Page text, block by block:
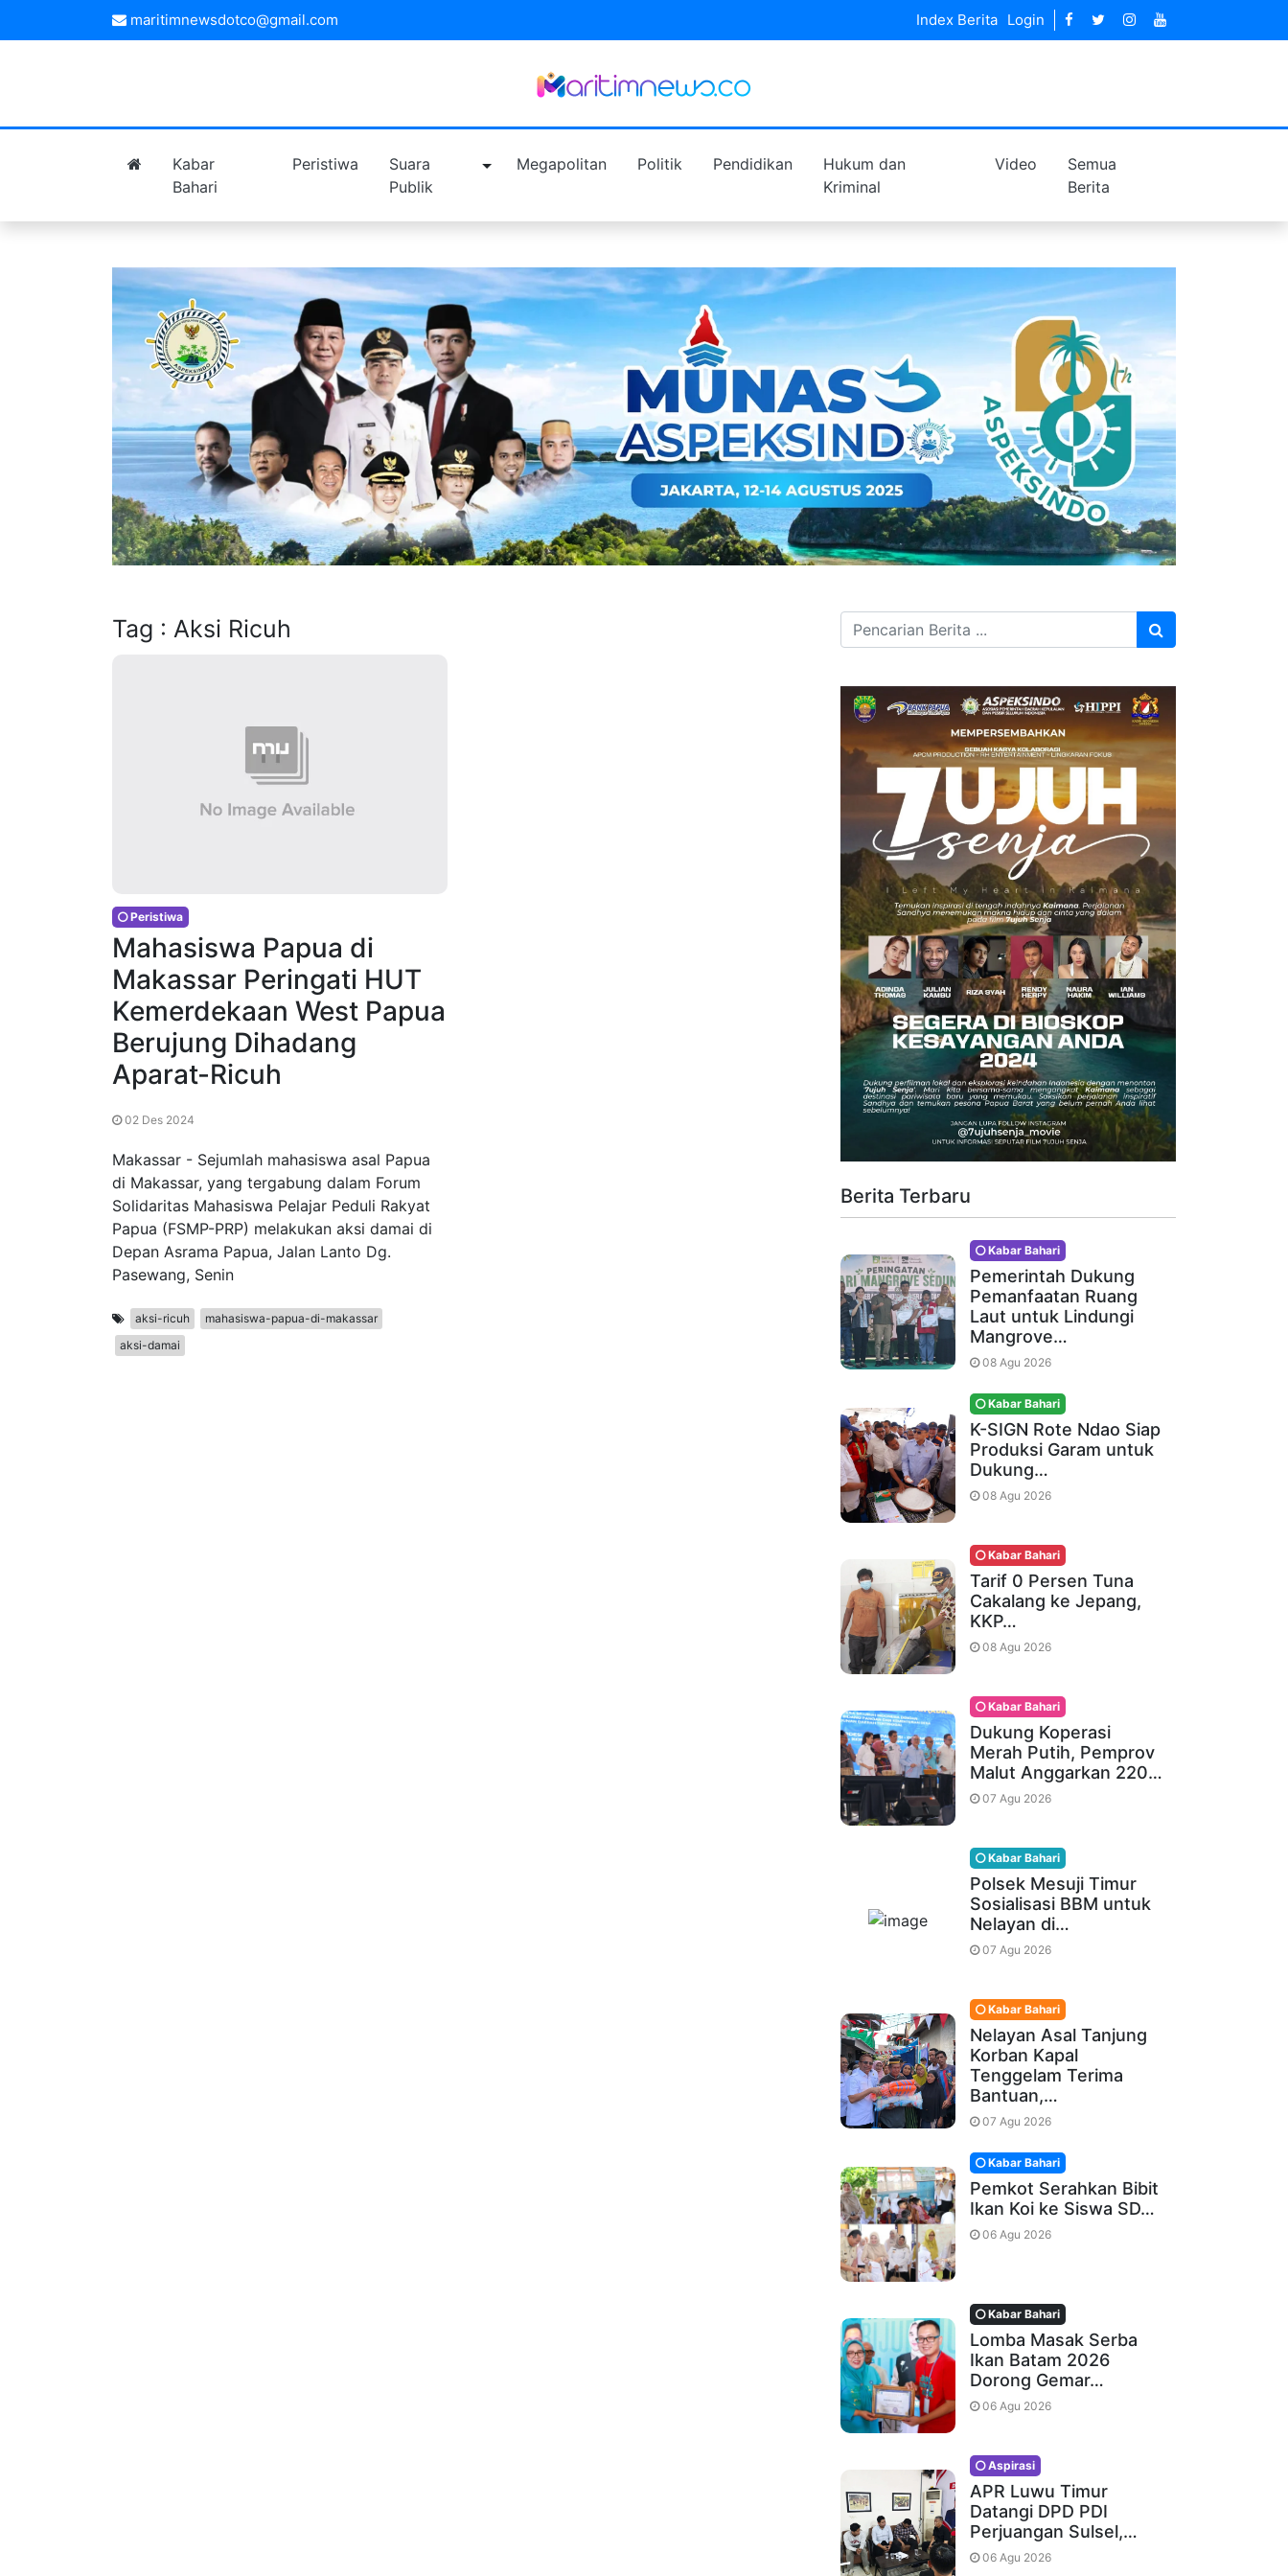
maritimnewsdotco@gmail.com Index Berita Login
Kabar
Bahari
Peristiwa
Suara
Publik
Megapolitan Politik Pendidikan
Hukum dan
Kriminal
Video
Semua
Berita
Tag : Aksi Ricuh
Peristiwa
Mahasiswa Papua di
Makassar Peringati HUT
Kemerdekaan West Papua
Berujung Dihadang
Aparat-Ricuh
02 Des 2024
Makassar - Sejumlah mahasiswa asal Papua
di Makassar, yang tergabung dalam Forum
Solidaritas Mahasiswa Pelajar Peduli Rakyat
Papua (FSMP-PRP) melakukan aksi damai di
Depan Asrama Papua, Jalan Lanto Dg.
Pasewang, Senin
aksi-ricuh
mahasiswa-papua-di-makassar
aksi-damai
Berita Terbaru
Kabar Bahari
Pemerintah Dukung
Pemanfaatan Ruang
Laut untuk Lindungi
Mangrove…
08 Agu 2026
Kabar Bahari
K-SIGN Rote Ndao Siap
Produksi Garam untuk
Dukung…
08 Agu 2026
Kabar Bahari
Tarif 0 Persen Tuna
Cakalang ke Jepang,
KKP…
08 Agu 2026
Kabar Bahari
Dukung Koperasi
Merah Putih, Pemprov
Malut Anggarkan 220…
07 Agu 2026
Kabar Bahari
Polsek Mesuji Timur
Sosialisasi BBM untuk
Nelayan di…
07 Agu 2026
Kabar Bahari
Nelayan Asal Tanjung
Korban Kapal
Tenggelam Terima
Bantuan,…
07 Agu 2026
Kabar Bahari
Pemkot Serahkan Bibit
Ikan Koi ke Siswa SD…
06 Agu 2026
Kabar Bahari
Lomba Masak Serba
Ikan Batam 2026
Dorong Gemar…
06 Agu 2026
Aspirasi
APR Luwu Timur
Datangi DPD PDI
Perjuangan Sulsel,…
06 Agu 2026